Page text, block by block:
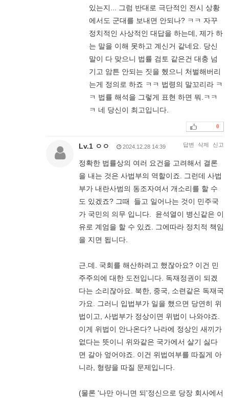
있는지... 그럼 반대로 극단적인 전시 상황
에서도 군대를 보내면 안되나? ㅋㅋ 자꾸
정치적인 사상적인 대답을 하는데, 제가 하
는 말을 이해 못하고 계신거 같네요. 당신
말이 다 맞으니 법률 검토 같은건 대충 넘
기고 암튼 안되는 짓을 헸으니 처벌해버리
는게 정의로 하죠 ㅋㅋ 법령의 말꼬리라 ㅋ
ㅋ 법률 해석을 그렇게 표현 하면 뭐.ㅋㅋ
ㅋ 네 당신이 최고입니다.
0
Lv.1 ㅇㅇ 2024.12.28 14:39 답변 삭제 신고
정확한 법률상의 여러 요건을 고려해서 결론
을 내는 것은 사법부의 역할이죠. 그런데 사법
부가 내란사범의 동조자여서 개소리를 할 수
도 있겠죠? 그때 들고 일어나는 것이 민주국
가 국민의 의무 입니다. 윤석열이 병신같은 이
유로 계엄을 할 수 있죠. 그에따라 정치적 책임
을 지면 됩니다.
근.데. 국회를 해산하려고 했잖아요? 이건 민
주주의에 대한 도전입니다. 독재정권이 되겠
다는 소리잖아요. 북한, 중국, 소련같은 독재국
가요. 그러니 입법부가 일을 했으면 당연히 위
법이고, 사법부가 정상이면 위법이 나와야죠.
이게 위법이 안나온다? 나라에 정상인 새끼가
없다는 뜻이니 위와같은 국가에서 살기 싫다
면 갈아 엎어야죠. 이건 위법여부를 따질게 아
니라, 형량을 따질 문제입니다.
(물론 '나만 아니면 되'정신으로 당장 회사에서